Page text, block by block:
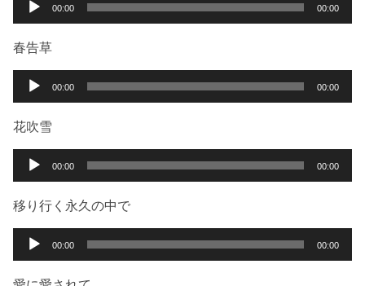
ー
プ
レ
ー
00:00 00:00
春告草
プ
レ
ー
00:00 00:00
花吹雪
プ
レ
ー
00:00 00:00
移り行く永久の中で
プ
00:00 00:00